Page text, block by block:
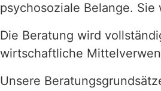
psychosoziale Belange.
Die Beratung wird
wirtschaftliche
Unsere